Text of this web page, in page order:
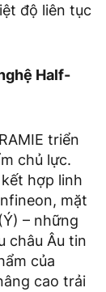
độ liên tục
Half-
triển
chủ lực.
hợp linh
mặt
– những
châu Âu tin
của
cao trải